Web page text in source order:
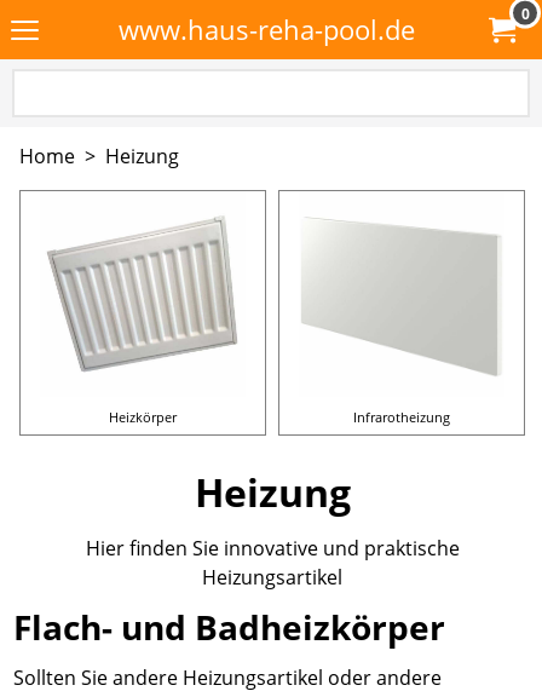
www.haus-reha-pool.de 0
Home > Heizung
Heizkörper Infrarotheizung
Heizung
Hier finden Sie innovative und praktische
Heizungsartikel
Flach- und Badheizkörper
Sollten Sie andere Heizungsartikel oder andere